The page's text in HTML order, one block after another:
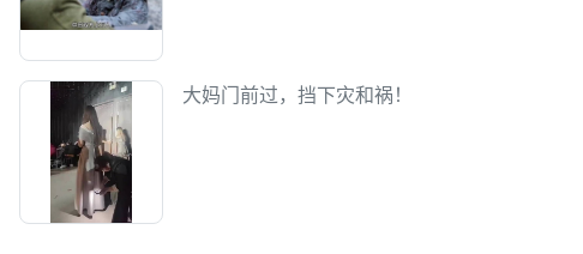
大妈门前过，挡下灾和祸！